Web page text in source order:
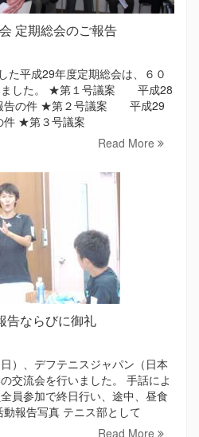
定期総会のご報告
た平成29年度定期総会は、６０
ました。 ★第１号議案 平成28
告の件 ★第２号議案 平成29
件 ★第３号議案
Read More
告ならびに御礼
）、デフテニスジャパン（日本
交流会を行いました。 手話によ
員参加で終日行い、途中、昼食
報告写真 テニス部として
Read More